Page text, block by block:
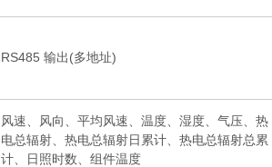
RS485 输出(多地址)
风速、风向、平均风速、温度、湿度、气压、热
电总辐射、热电总辐射日累计、热电总辐射总累
计、日照时数、组件温度